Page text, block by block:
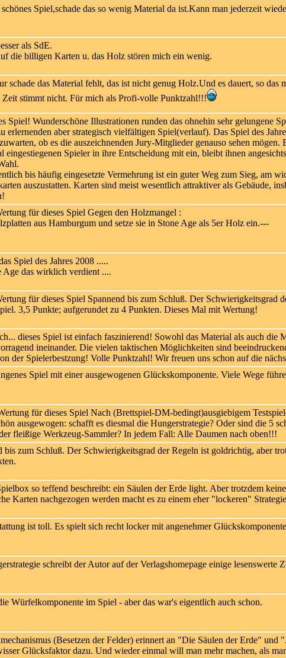
Spiel,schade das so wenig Material da ist.Kann man jederzeit
als SdE.
die billigen Karten u. das Holz stören mich ein wenig.
schade das Material fehlt, das ist nicht genug Holz.Und es dauert, so das
Zeit stimmt nicht. Für mich als Profi-volle Punktzahl!!!
Spiel! Wunderschöne Illustrationen runden das ohnehin sehr gelungene
erlernenden aber strategisch vielfältigen Spiel(verlauf). Das Spiel des
ob es die auszeichnenden Jury-Mitglieder genauso sehen mögen.
eingestiegenen Spieler in ihre Entscheidung mit ein, bleibt ihnen
bis häufig eingesetzte Vermehrung ist ein guter Weg zum Sieg, am
auszustatten. Karten sind meist wesentlich attraktiver als Gebäude,
Gegen den Holzmangel :
aus Hamburgum und setze sie in Stone Age als 5er Holz ein.---
Spiel des Jahres 2008 .....
Age das wirklich verdient ....
Spannend bis zum Schluß. Der Schwierigkeitsgrad
3,5 Punkte; aufgerundet zu 4 Punkten. Dieses Mal mit Wertung!
dieses Spiel ist einfach faszinierend! Sowohl das Material als auch die
ineinander. Die vielen taktischen Möglichkeiten sind
der Spielerbestzung! Volle Punktzahl! Wir freuen uns schon auf die
Spiel mit einer ausgewogenen Glückskomponente. Viele Wege
Nach (Brettspiel-DM-bedingt)ausgiebigem
ausgewogen: schafft es diesmal die Hungerstrategie? Oder sind die 5
fleißige Werkzeug-Sammler? In jedem Fall: Alle Daumen nach oben!!!
bis zum Schluß. Der Schwierigkeitsgrad der Regeln ist goldrichtig, aber
so teffend beschreibt: ein Säulen der Erde light. Aber trotzdem
Karten nachgezogen werden macht es zu einem eher "lockeren"
ist toll. Es spielt sich recht locker mit angenehmer
schreibt der Autor auf der Verlagshomepage einige lesenswerte
Würfelkomponente im Spiel - aber das war's eigentlich auch schon.
(Besetzen der Felder) erinnert an "Die Säulen der Erde"
Glücksfaktor dazu. Und wieder einmal will man mehr machen, als